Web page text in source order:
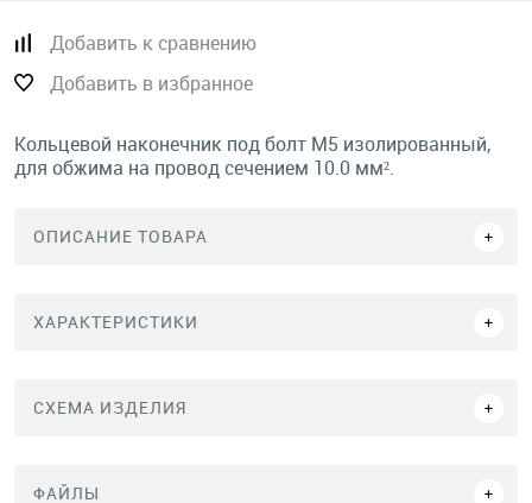
Добавить к сравнению
Добавить в избранное
Кольцевой наконечник под болт М5 изолированный,
для обжима на провод сечением 10.0 мм².
ОПИСАНИЕ ТОВАРА
ХАРАКТЕРИСТИКИ
СХЕМА ИЗДЕЛИЯ
ФАЙЛЫ